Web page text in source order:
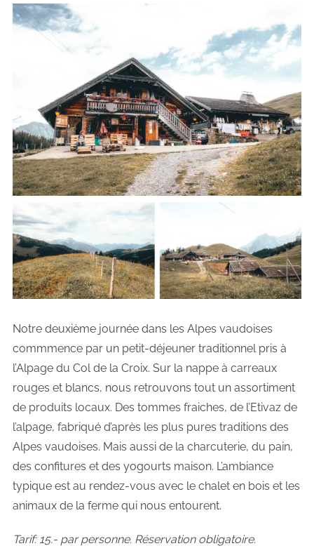
Notre deuxième journée dans les Alpes vaudoises
commmence par un petit-déjeuner traditionnel pris à
l’Alpage du Col de la Croix. Sur la nappe à carreaux
rouges et blancs, nous retrouvons tout un assortiment
de produits locaux. Des tommes fraiches, de l’Etivaz de
l’alpage, fabriqué d’après les plus pures traditions des
Alpes vaudoises. Mais aussi de la charcuterie, du pain,
des confitures et des yogourts maison. L’ambiance
typique est au rendez-vous avec le chalet en bois et les
animaux de la ferme qui nous entourent.
Tarif: 15.- par personne. Réservation obligatoire.